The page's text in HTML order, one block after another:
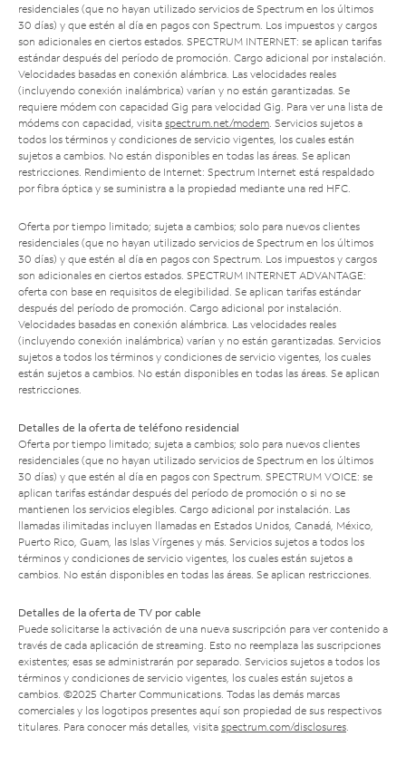
residenciales (que no hayan utilizado servicios de Spectrum en los últimos
30 días) y que estén al día en pagos con Spectrum. Los impuestos y cargos
son adicionales en ciertos estados. SPECTRUM INTERNET: se aplican tarifas
estándar después del período de promoción. Cargo adicional por instalación.
Velocidades basadas en conexión alámbrica. Las velocidades reales
(incluyendo conexión inalámbrica) varían y no están garantizadas. Se
requiere módem con capacidad Gig para velocidad Gig. Para ver una lista de
módems con capacidad, visita spectrum.net/modem . Servicios sujetos a
todos los términos y condiciones de servicio vigentes, los cuales están
sujetos a cambios. No están disponibles en todas las áreas. Se aplican
restricciones. Rendimiento de Internet: Spectrum Internet está respaldado
por fibra óptica y se suministra a la propiedad mediante una red HFC.
Oferta por tiempo limitado; sujeta a cambios; solo para nuevos clientes
residenciales (que no hayan utilizado servicios de Spectrum en los últimos
30 días) y que estén al día en pagos con Spectrum. Los impuestos y cargos
son adicionales en ciertos estados. SPECTRUM INTERNET ADVANTAGE:
oferta con base en requisitos de elegibilidad. Se aplican tarifas estándar
después del período de promoción. Cargo adicional por instalación.
Velocidades basadas en conexión alámbrica. Las velocidades reales
(incluyendo conexión inalámbrica) varían y no están garantizadas. Servicios
sujetos a todos los términos y condiciones de servicio vigentes, los cuales
están sujetos a cambios. No están disponibles en todas las áreas. Se aplican
restricciones.
Detalles de la oferta de teléfono residencial
Oferta por tiempo limitado; sujeta a cambios; solo para nuevos clientes
residenciales (que no hayan utilizado servicios de Spectrum en los últimos
30 días) y que estén al día en pagos con Spectrum. SPECTRUM VOICE: se
aplican tarifas estándar después del período de promoción o si no se
mantienen los servicios elegibles. Cargo adicional por instalación. Las
llamadas ilimitadas incluyen llamadas en Estados Unidos, Canadá, México,
Puerto Rico, Guam, las Islas Vírgenes y más. Servicios sujetos a todos los
términos y condiciones de servicio vigentes, los cuales están sujetos a
cambios. No están disponibles en todas las áreas. Se aplican restricciones.
Detalles de la oferta de TV por cable
Puede solicitarse la activación de una nueva suscripción para ver contenido a
través de cada aplicación de streaming. Esto no reemplaza las suscripciones
existentes; esas se administrarán por separado. Servicios sujetos a todos los
términos y condiciones de servicio vigentes, los cuales están sujetos a
cambios. ©2025 Charter Communications. Todas las demás marcas
comerciales y los logotipos presentes aquí son propiedad de sus respectivos
titulares. Para conocer más detalles, visita spectrum.com/disclosures